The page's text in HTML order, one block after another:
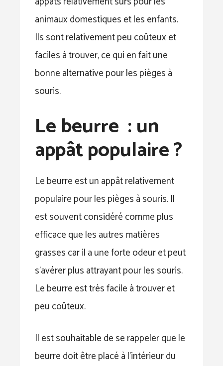
animaux domestiques et les enfants.
Ils sont relativement peu coûteux et
faciles à trouver, ce qui en fait une
bonne alternative pour les pièges à
souris.
Le beurre : un
appât populaire ?
Le beurre est un appât relativement
populaire pour les pièges à souris. Il
est souvent considéré comme plus
efficace que les autres matières
grasses car il a une forte odeur et peut
s’avérer plus attrayant pour les souris.
Le beurre est très facile à trouver et
peu coûteux.
Il est souhaitable de se rappeler que le
beurre doit être placé à l’intérieur du